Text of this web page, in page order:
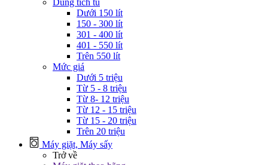
Dưới 150 lít
150 - 300 lít
301 - 400 lít
401 - 550 lít
Trên 550 lít
Mức giá
Dưới 5 triệu
Từ 5 - 8 triệu
Từ 8- 12 triệu
Từ 12 - 15 triệu
Từ 15 - 20 triệu
Trên 20 triệu
Máy giặt, Máy sấy
Trở về